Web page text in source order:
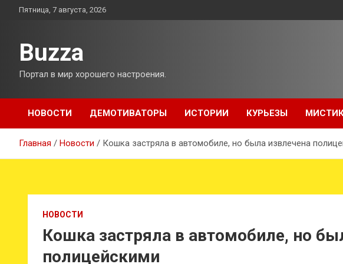
ПерейтиПятница, 7 августа, 2026
Buzza
Портал в мир хорошего настроения.
НОВОСТИ ДЕМОТИВАТОРЫ ИСТОРИИ КУРЬЕЗЫ
Главная Новости Кошка застряла в автомобиле, но была извлечена
НОВОСТИ
Кошка застряла в автомобиле, но
полицейскими